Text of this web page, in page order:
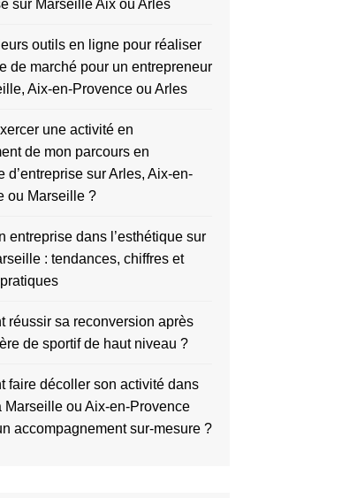
sur Marseille Aix ou Arles
outils en ligne pour réaliser
de marché pour un entrepreneur
Aix-en-Provence ou Arles
une activité en
de mon parcours en
d’entreprise sur Arles, Aix-en-
ou Marseille ?
entreprise dans l’esthétique sur
: tendances, chiffres et
réussir sa reconversion après
de sportif de haut niveau ?
faire décoller son activité dans
Marseille ou Aix-en-Provence
accompagnement sur-mesure ?